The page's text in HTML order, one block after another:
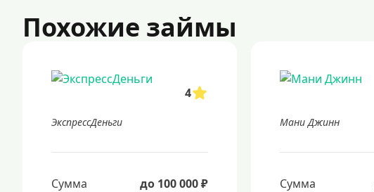
Похожие займы
4
ЭкспрессДеньги
Сумма
до 100 000 ₽
Мани Джинн
Сумма